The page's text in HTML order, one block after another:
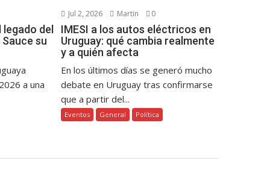
del
su
a una
Jul 2, 2026 Martin 0
IMESI a los autos eléctricos en
Uruguay: qué cambia realmente
y a quién afecta
En los últimos días se generó mucho
debate en Uruguay tras confirmarse
que a partir del...
Eventos General Política